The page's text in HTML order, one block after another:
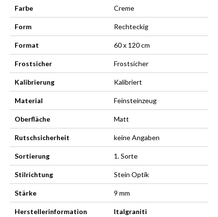
Farbe Creme
Form Rechteckig
Format 60 x 120 cm
Frostsicher Frostsicher
Kalibrierung Kalibriert
Material Feinsteinzeug
Oberfläche Matt
Rutschsicherheit keine Angaben
Sortierung 1. Sorte
Stilrichtung Stein Optik
Stärke 9 mm
Herstellerinformation
Italgraniti